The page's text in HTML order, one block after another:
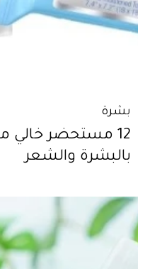
بشرة
12 مستحضر خالي
بالبشرة والشعر